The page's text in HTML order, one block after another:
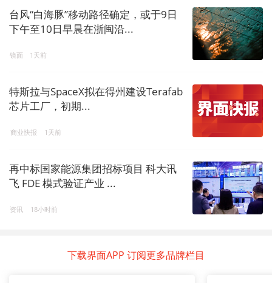
台风“白海豚”移动路径确定，或于9日
下午至10日早晨在浙闽沿...
镜面 1天前
特斯拉与SpaceX拟在得州建设Terafab
芯片工厂，初期...
商业快报 1天前
再中标国家能源集团招标项目 科大讯
飞 FDE 模式验证产业 ...
资讯 18小时前
下载界面APP 订阅更多品牌栏目